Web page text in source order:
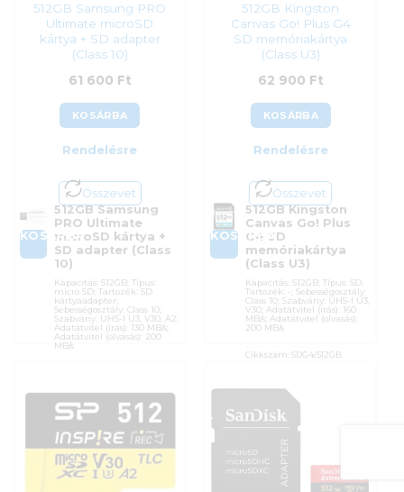
512GB Samsung PRO
Ultimate microSD
kártya + SD adapter
(Class 10)
61 600 Ft
KOSÁRBA
Rendelésre
Összevet
KOSÁRBA
512GB Samsung
PRO Ultimate
microSD kártya +
SD adapter (Class
10)
Kapacitás: 512GB; Típus:
micro SD; Tartozék: SD
kártyaadapter;
Sebességosztály: Class 10;
Szabvány: UHS-I U3, V30, A2;
Adatátvitel (írás): 130 MB/s;
Adatátvitel (olvasás): 200
MB/s
Gyártó:Samsung
120 hónap
ÁFA:27%
Azonosító: 49139
512GB Kingston
Canvas Go! Plus G4
SD memóriakártya
(Class U3)
62 900 Ft
KOSÁRBA
Rendelésre
Összevet
KOSÁRBA
512GB Kingston
Canvas Go! Plus
G4 SD
memóriakártya
(Class U3)
Kapacitás: 512GB; Típus: SD;
Tartozék: -; Sebességosztály:
Class 10; Szabvány: UHS-I U3,
V30; Adatátvitel (írás): 160
MB/s; Adatátvitel (olvasás):
200 MB/s
Cikkszám: SDG4/512GB
Gyártó:Kingston
ÁFA:27%
Azonosító:
62 900Ft